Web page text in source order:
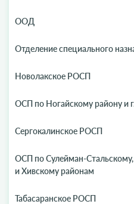
ООД
Отделение специального
Новолакское РОСП
ОСП по Ногайскому району и
Сергокалинское РОСП
ОСП по Сулейман-
и Хивскому районам
Табасаранское РОСП